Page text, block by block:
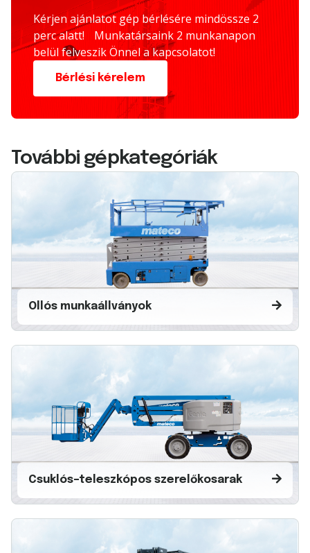
Kérjen ajánlatot gép bérlésére mindössze 2
perc alatt! Munkatársaink 2 munkanapon
belül felveszik Önnel a kapcsolatot!
Bérlési kérelem
További gépkategóriák
Ollós munkaállványok
Csuklós–teleszkópos szerelőkosarak